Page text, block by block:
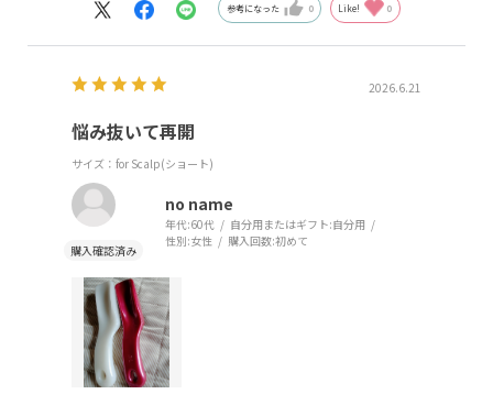
参考になった 0 Like! 0
2026.6.21
悩み抜いて再開
サイズ：for Scalp(ショート)
no name
年代:60代 自分用またはギフト:自分用
性別:女性 購入回数:初めて